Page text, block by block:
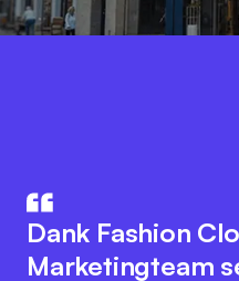
Die Integration
Fashion Cloud
Dank Fashion
Marketingteam
innovative
fördert eine